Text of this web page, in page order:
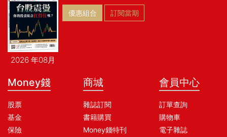
2026 年08月
優惠組合 訂閱當期
Money錢
股票
基金
保險
商城
雜誌訂閱
書籍購買
Money錢特刊
會員中心
訂單查詢
購物車
電子雜誌